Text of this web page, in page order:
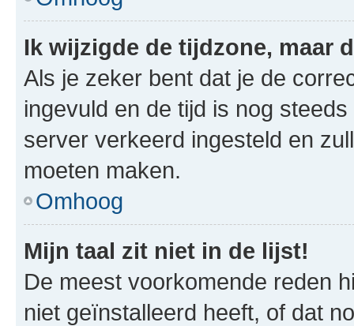
Ik wijzigde de tijdzone, maar
Als je zeker bent dat je de
ingevuld en de tijd is nog
server verkeerd ingesteld en
moeten maken.
Omhoog
Mijn taal zit niet in de lijst!
De meest voorkomende reden
niet geïnstalleerd heeft, of dat